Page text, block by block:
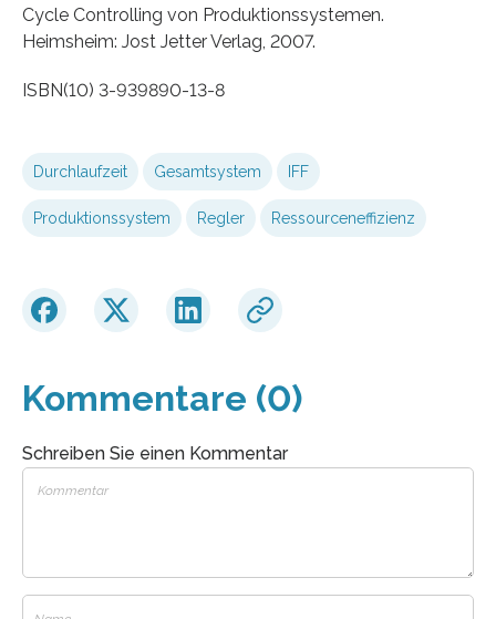
Cycle Controlling von Produktionssystemen.
Heimsheim: Jost Jetter Verlag, 2007.
ISBN(10) 3-939890-13-8
Durchlaufzeit Gesamtsystem IFF
Produktionssystem Regler Ressourceneffizienz
Kommentare (0)
Schreiben Sie einen Kommentar